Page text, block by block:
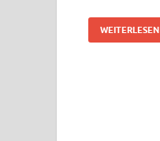
WEITERLESEN